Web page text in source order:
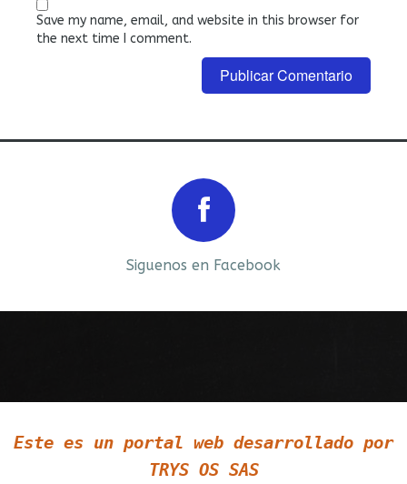
Save my name, email, and website in this browser for
the next time I comment.
Siguenos en Facebook
Este es un portal web desarrollado por
TRYS OS SAS